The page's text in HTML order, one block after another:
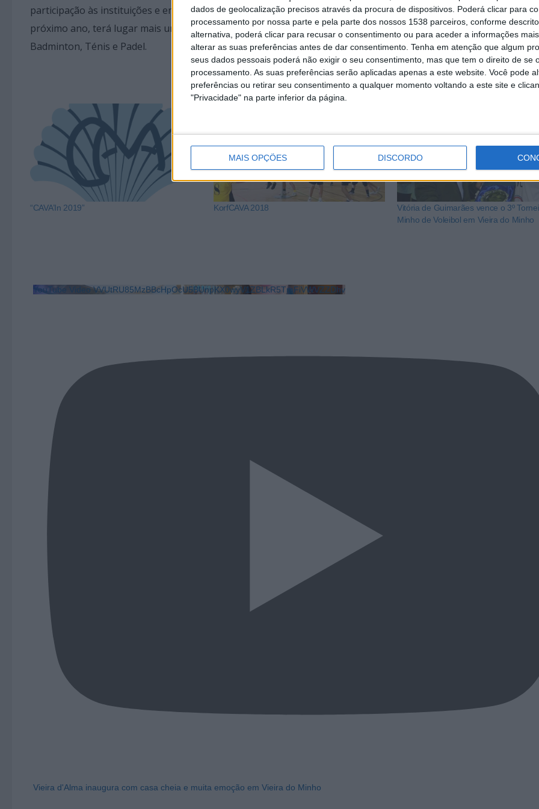
dados de geolocalização precisos através da procura de dispositivos. Poderá clicar para
processamento por nossa parte e pela parte dos nossos 1538 parceiros, conforme
alternativa, poderá clicar para recusar o consentimento ou para aceder a informações
alterar as suas preferências antes de dar consentimento. Tenha em atenção que algum
seus dados pessoais poderá não exigir o seu consentimento, mas que tem o direito de se
processamento. As suas preferências serão aplicadas apenas a este website. Você pode
preferências ou retirar seu consentimento a qualquer momento voltando a este site e
"Privacidade" na parte inferior da página.
MAIS OPÇÕES DISCORDO
participação às instituições e entidades convidadas e distribuídas medalhas aos participantes, foi anunciado que,
próximo ano, terá lugar mais uma organização ANDDI / CAVA, desta feita o “RAQUETE_CAVA 2017”, com
Badminton, Ténis e Padel.
“CAVA’In 2019” KorfCAVA 2018
Vitória de Guimarães vence o 3º
Minho de Voleibol em Vieira do Minho
YouTube Video VVUtRU85MzBBcHpOcU5BUnpKX0wyV1ZBLkR5TmFiVWVZZDhv
Vieira d'Alma inaugura com casa cheia e muita emoção em Vieira do Minho